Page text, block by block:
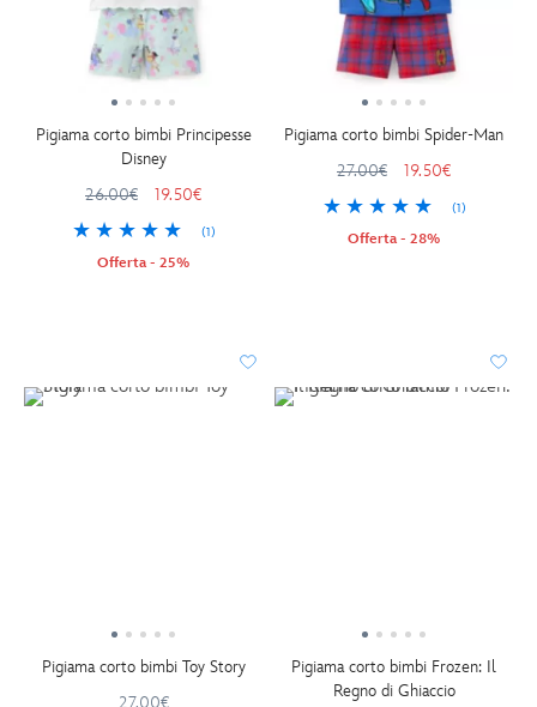
Pigiama corto bimbi Principesse
Disney
26.00€
19.50€
(1)
Offerta - 25%
Pigiama corto bimbi Spider-Man
27.00€
19.50€
(1)
Offerta - 28%
Pigiama corto bimbi Toy Story
27.00€
Pigiama corto bimbi Frozen: Il
Regno di Ghiaccio